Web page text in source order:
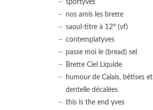
sportyves
nos amis les brette
saoul-titre à 12° (vf)
contemplatyves
passe moi le (bread) sel
Brette Ciel Liquide
humour de Calais, bêtises et
dentelle décalées
this is the end yves